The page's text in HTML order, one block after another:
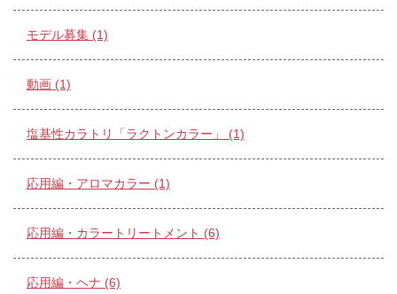
モデル募集 (1)
動画 (1)
塩基性カラトリ「ラクトンカラー」 (1)
応用編・アロマカラー (1)
応用編・カラートリートメント (6)
応用編・ヘナ (6)